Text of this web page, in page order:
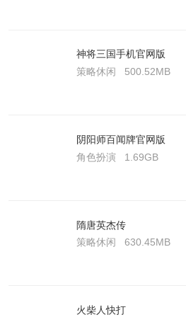
神将三国手机官网版
策略休闲
500.52MB
阴阳师百闻牌官网版
角色扮演
1.69GB
隋唐英杰传
策略休闲
630.45MB
火柴人快打